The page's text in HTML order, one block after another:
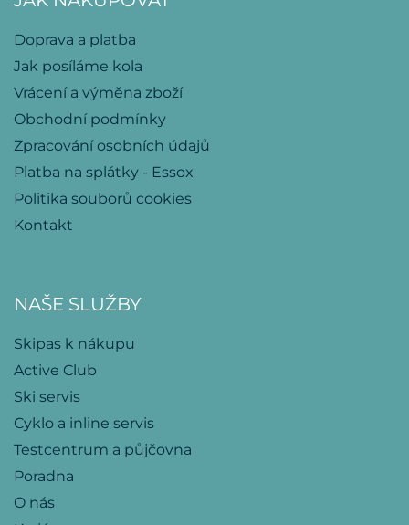
Doprava a platba
Jak posíláme kola
Vrácení a výměna zboží
Obchodní podmínky
Zpracování osobních údajů
Platba na splátky - Essox
Politika souborů cookies
Kontakt
NAŠE SLUŽBY
Skipas k nákupu
Active Club
Ski servis
Cyklo a inline servis
Testcentrum a půjčovna
Poradna
O nás